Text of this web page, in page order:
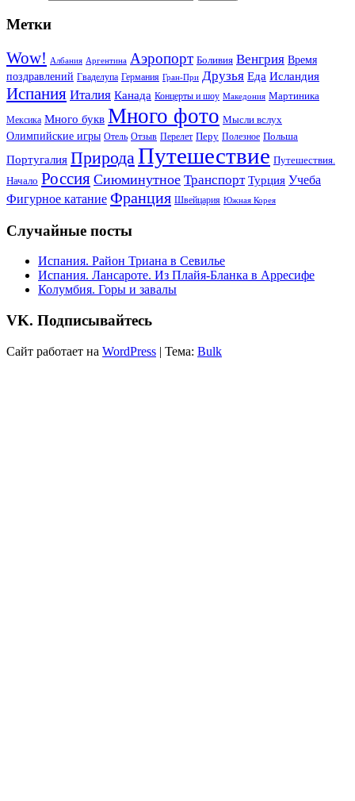
Метки
Wow! Албания Аргентина Аэропорт Боливия Венгрия Время
поздравлений Гваделупа Германия Гран-При Друзья Еда Исландия
Испания Италия Канада Концерты и шоу Македония Мартиника
Мексика Много букв Много фото Мысли вслух
Олимпийские игры Отель Отзыв Перелет Перу Полезное Польша
Португалия Природа Путешествие Путешествия.
Начало Россия Сиюминутное Транспорт Турция Учеба
Фигурное катание Франция Швейцария Южная Корея
Случайные посты
Испания. Район Триана в Севилье
Испания. Лансароте. Из Плайя-Бланка в Арресифе
Колумбия. Горы и завалы
VK. Подписывайтесь
Сайт работает на WordPress | Тема: Bulk